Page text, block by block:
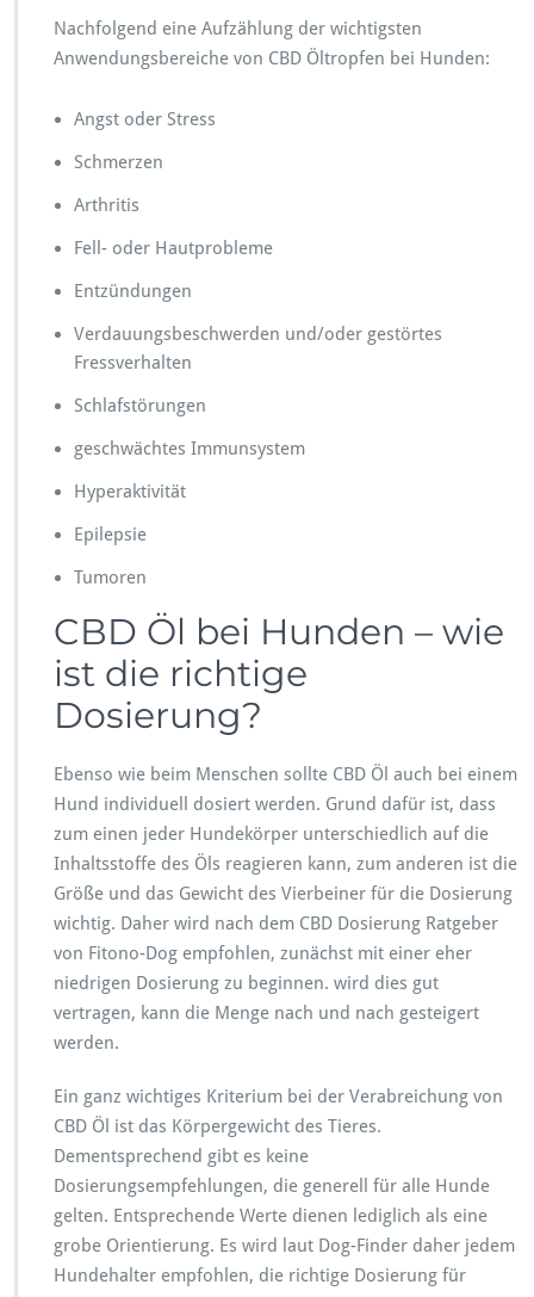
Nachfolgend eine Aufzählung der wichtigsten
Anwendungsbereiche von CBD Öltropfen bei Hunden:
Angst oder Stress
Schmerzen
Arthritis
Fell- oder Hautprobleme
Entzündungen
Verdauungsbeschwerden und/oder gestörtes
Fressverhalten
Schlafstörungen
geschwächtes Immunsystem
Hyperaktivität
Epilepsie
Tumoren
CBD Öl bei Hunden – wie
ist die richtige
Dosierung?
Ebenso wie beim Menschen sollte CBD Öl auch bei einem
Hund individuell dosiert werden. Grund dafür ist, dass
zum einen jeder Hundekörper unterschiedlich auf die
Inhaltsstoffe des Öls reagieren kann, zum anderen ist die
Größe und das Gewicht des Vierbeiner für die Dosierung
wichtig. Daher wird nach dem CBD Dosierung Ratgeber
von Fitono-Dog empfohlen, zunächst mit einer eher
niedrigen Dosierung zu beginnen. wird dies gut
vertragen, kann die Menge nach und nach gesteigert
werden.
Ein ganz wichtiges Kriterium bei der Verabreichung von
CBD Öl ist das Körpergewicht des Tieres.
Dementsprechend gibt es keine
Dosierungsempfehlungen, die generell für alle Hunde
gelten. Entsprechende Werte dienen lediglich als eine
grobe Orientierung. Es wird laut Dog-Finder daher jedem
Hundehalter empfohlen, die richtige Dosierung für